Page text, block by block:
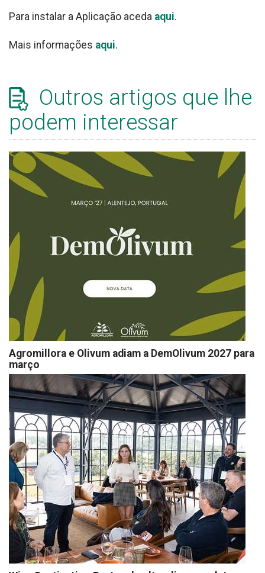
Para instalar a Aplicação aceda aqui.
Mais informações aqui.
Outros artigos que lhe
podem interessar
Agromillora e Olivum adiam a DemOlivum 2027 para
março